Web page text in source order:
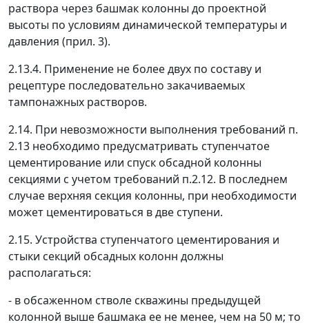
раствора через башмак колонны до проектной
высоты по условиям динамической температуры и
давления (прил. 3).
2.13.4. Применение не более двух по составу и
рецептуре последовательно закачиваемых
тампонажных растворов.
2.14. При невозможности выполнения требований п.
2.13 необходимо предусматривать ступенчатое
цементирование или спуск обсадной колонны
секциями с учетом требований п.2.12. В последнем
случае верхняя секция колонны, при необходимости
может цементироваться в две ступени.
2.15. Устройства ступенчатого цементирования и
стыки секций обсадных колонн должны
располагаться:
- в обсаженном стволе скважины предыдущей
колонной выше башмака ее не менее, чем на 50 м; то